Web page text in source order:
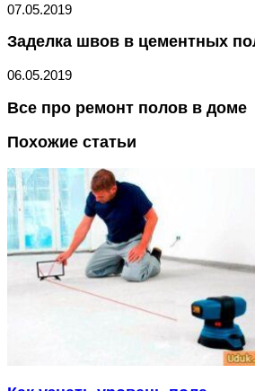
07.05.2019
Заделка швов в цементных
06.05.2019
Все про ремонт полов в доме
Похожие статьи